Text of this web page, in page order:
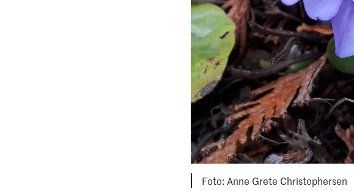
Foto: Anne Grete Christophersen